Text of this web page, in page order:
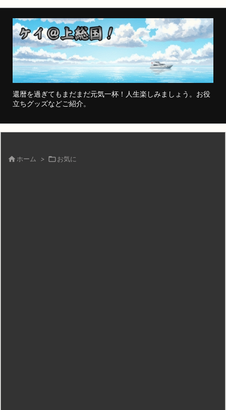
還暦を過ぎてもまだまだ元気一杯！人生楽しみましょう。お役
立ちグッズなどご紹介。
 ホーム > お気に